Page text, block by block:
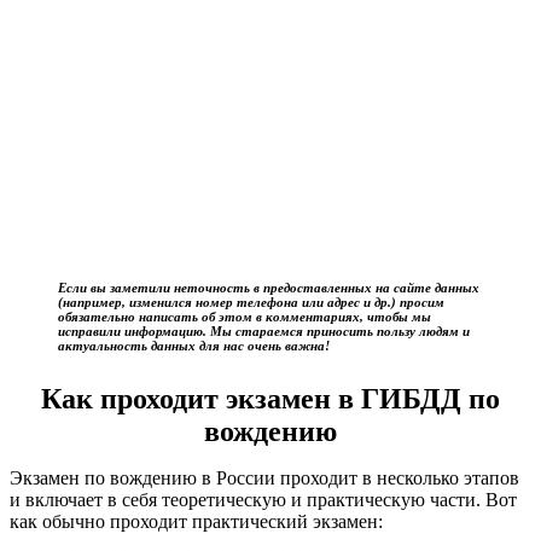
Если вы заметили неточность в предоставленных на сайте данных
(например, изменился номер телефона или адрес и др.) просим
обязательно написать об этом в комментариях, чтобы мы
исправили информацию. Мы стараемся приносить пользу людям и
актуальность данных для нас очень важна!
Как проходит экзамен в ГИБДД по
вождению
Экзамен по вождению в России проходит в несколько этапов
и включает в себя теоретическую и практическую части. Вот
как обычно проходит практический экзамен: